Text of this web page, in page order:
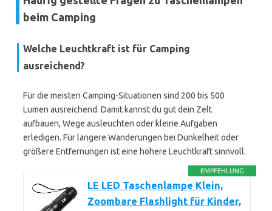
beim Camping
Welche Leuchtkraft ist für Camping
ausreichend?
Für die meisten Camping-Situationen sind 200 bis 500
Lumen ausreichend. Damit kannst du gut dein Zelt
aufbauen, Wege ausleuchten oder kleine Aufgaben
erledigen. Für längere Wanderungen bei Dunkelheit oder
größere Entfernungen ist eine höhere Leuchtkraft sinnvoll.
EMPFEHLUNG
LE LED Taschenlampe Klein,
Zoombare Flashlight für Kinder,